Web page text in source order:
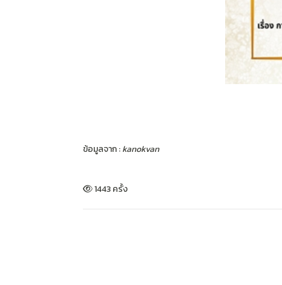
ข้อมูลจาก :kanokvan
1443 ครั้ง